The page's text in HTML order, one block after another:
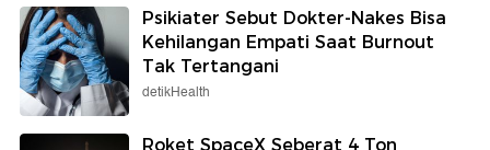
Psikiater Sebut Dokter-Nakes Bisa
Kehilangan Empati Saat Burnout
Tak Tertangani
detikHealth
Roket SpaceX Seberat 4 Ton